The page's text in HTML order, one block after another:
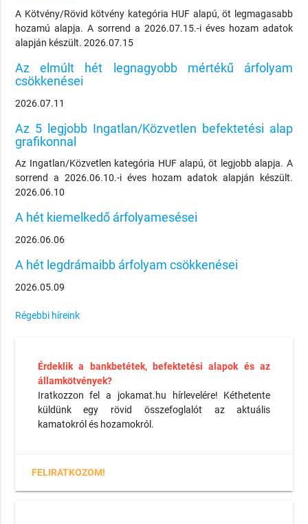
A Kötvény/Rövid kötvény kategória HUF alapú, öt legmagasabb
hozamú alapja. A sorrend a 2026.07.15.-i éves hozam adatok
alapján készült. 2026.07.15
Az elmúlt hét legnagyobb mértékű árfolyam
csökkenései
2026.07.11
Az 5 legjobb Ingatlan/Közvetlen befektetési alap
grafikonnal
Az Ingatlan/Közvetlen kategória HUF alapú, öt legjobb alapja. A
sorrend a 2026.06.10.-i éves hozam adatok alapján készült.
2026.06.10
A hét kiemelkedő árfolyamesései
2026.06.06
A hét legdrámaibb árfolyam csökkenései
2026.05.09
Régebbi híreink
Érdeklik a bankbetétek, befektetési alapok és az
államkötvények?
Iratkozzon fel a jokamat.hu hírlevelére! Kéthetente
küldünk egy rövid összefoglalót az aktuális
kamatokról és hozamokról.
FELIRATKOZOM!